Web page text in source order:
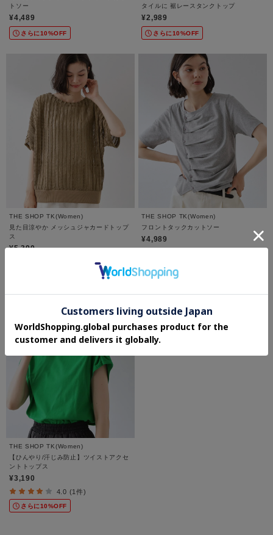
トソー
¥4,489
さらに10%OFF
タイルに 裾レースタンクトップ
¥2,989
さらに10%OFF
THE SHOP TK(Women)
見た目涼やか メッシュジャカードトップ
ス
¥5,390
THE SHOP TK(Women)
フロントタックカットソー
¥4,989
THE SHOP TK(Women)
【ひんやり/汗じみ防止】ツイストアクセ
ントトップス
¥3,190
4.0 (1件)
さらに10%OFF